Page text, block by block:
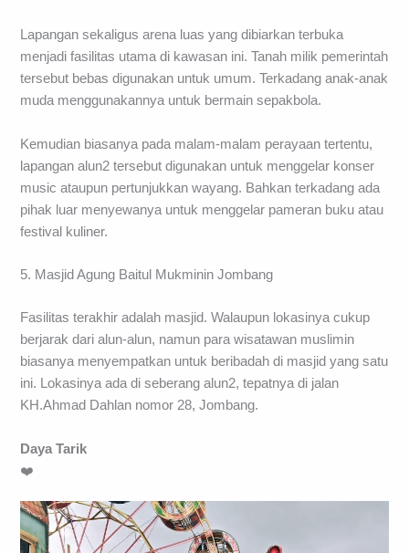
Lapangan sekaligus arena luas yang dibiarkan terbuka
menjadi fasilitas utama di kawasan ini. Tanah milik pemerintah
tersebut bebas digunakan untuk umum. Terkadang anak-anak
muda menggunakannya untuk bermain sepakbola.
Kemudian biasanya pada malam-malam perayaan tertentu,
lapangan alun2 tersebut digunakan untuk menggelar konser
music ataupun pertunjukkan wayang. Bahkan terkadang ada
pihak luar menyewanya untuk menggelar pameran buku atau
festival kuliner.
5. Masjid Agung Baitul Mukminin Jombang
Fasilitas terakhir adalah masjid. Walaupun lokasinya cukup
berjarak dari alun-alun, namun para wisatawan muslimin
biasanya menyempatkan untuk beribadah di masjid yang satu
ini. Lokasinya ada di seberang alun2, tepatnya di jalan
KH.Ahmad Dahlan nomor 28, Jombang.
Daya Tarik
❤️